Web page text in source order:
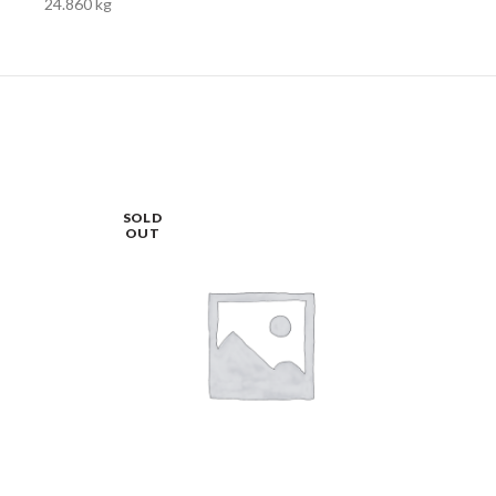
24.860 kg
SOLD
OUT